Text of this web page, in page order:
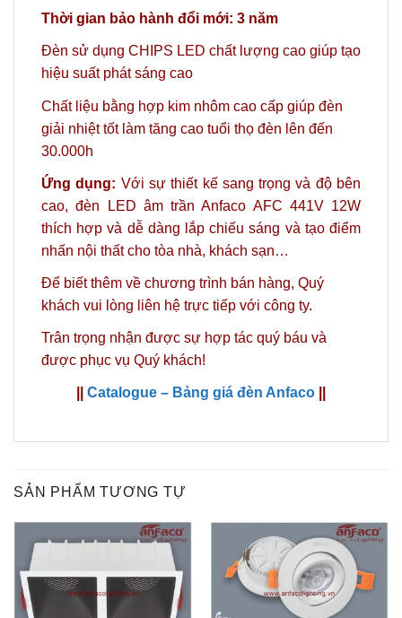
Thời gian bảo hành đổi mới: 3 năm
Đèn sử dụng CHIPS LED chất lượng cao giúp tạo
hiệu suất phát sáng cao
Chất liệu bằng hợp kim nhôm cao cấp giúp đèn
giải nhiệt tốt làm tăng cao tuổi thọ đèn lên đến
30.000h
Ứng dụng: Với sự thiết kế sang trọng và độ bên
cao, đèn LED âm trần Anfaco AFC 441V 12W
thích hợp và dễ dàng lắp chiếu sáng và tạo điểm
nhấn nội thất cho tòa nhà, khách sạn…
Để biết thêm về chương trình bán hàng, Quý
khách vui lòng liên hệ trực tiếp với công ty.
Trân trọng nhận được sự hợp tác quý báu và
được phục vụ Quý khách!
Catalogue – Bảng giá đèn Anfaco
SẢN PHẨM TƯƠNG TỰ